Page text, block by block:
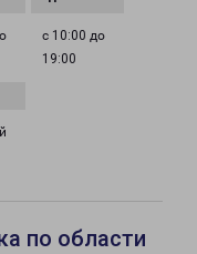
с 10:00 до
19:00
по области